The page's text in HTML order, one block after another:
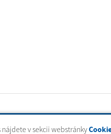
v sekcii webstránky
webex.digital